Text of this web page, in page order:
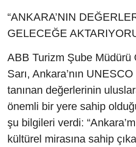
“ANKARA’NIN
GELECEĞE
ABB Turizm Şube Müdürü
Sarı, Ankara’nın UNESCO
tanınan değerlerinin
önemli bir yere sahip
şu bilgileri verdi:
kültürel mirasına sahip